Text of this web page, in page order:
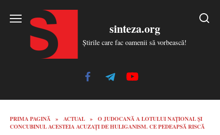
sinteza.org
Știrile care fac oamenii să vorbească!
PRIMA PAGINĂ » ACTUAL »
O JUDOCANĂ A LOTULUI NAȚIONAL ȘI
CONCUBINUL ACESTEIA ACUZAȚI DE HULIGANISM. CE PEDEAPSĂ RISCĂ